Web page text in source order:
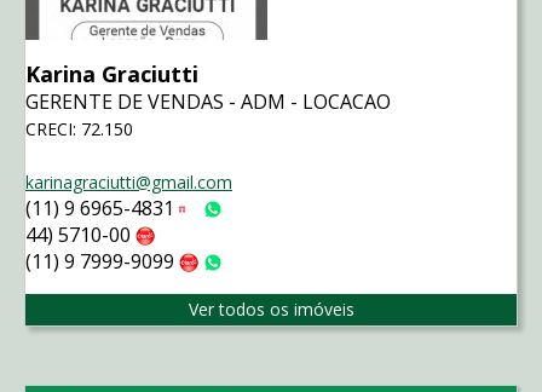
Karina Graciutti
GERENTE DE VENDAS - ADM - LOCACAO
CRECI: 72.150
karinagraciutti@gmail.com
(11) 9 6965-4831 Tim
44) 5710-00
(11) 9 7999-9099 Claro
Ver todos os imóveis